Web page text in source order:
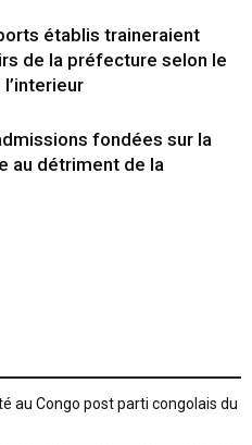
établis traineraient
de la préfecture selon le
fondées sur la
au détriment de la
au Congo post parti congolais du